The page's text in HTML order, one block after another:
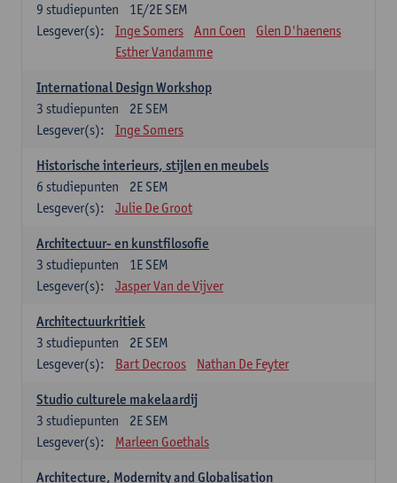
1E/2E SEM
9 studiepunten
Lesgever(s):
Inge Somers Ann Coen
Glen D'haenens
Esther Vandamme
International Design Workshop
2E SEM
3 studiepunten
Lesgever(s):
Inge Somers
Historische interieurs, stijlen en meubels
2E SEM
6 studiepunten
Lesgever(s):
Julie De Groot
Architectuur- en kunstfilosofie
1E SEM
3 studiepunten
Lesgever(s):
Jasper Van de Vijver
Architectuurkritiek
2E SEM
3 studiepunten
Lesgever(s):
Bart Decroos Nathan De Feyter
Studio culturele makelaardij
2E SEM
3 studiepunten
Lesgever(s):
Marleen Goethals
Architecture, Modernity and Globalisation